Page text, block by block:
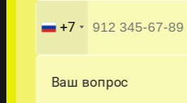
+7
Ваш вопрос